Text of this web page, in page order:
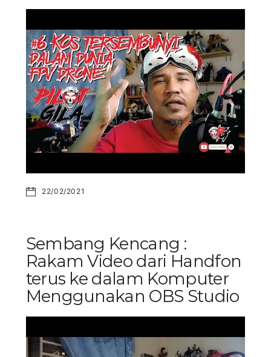
22/02/2021
Sembang Kencang :
Rakam Video dari Handfon
terus ke dalam Komputer
Menggunakan OBS Studio